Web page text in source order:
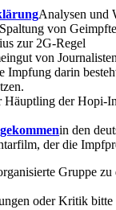
Analysen und
von
zur 2G-Regel
von
Impfung darin
Häuptling der Hopi-
in den
der die
Gruppe
oder Kritik bitte